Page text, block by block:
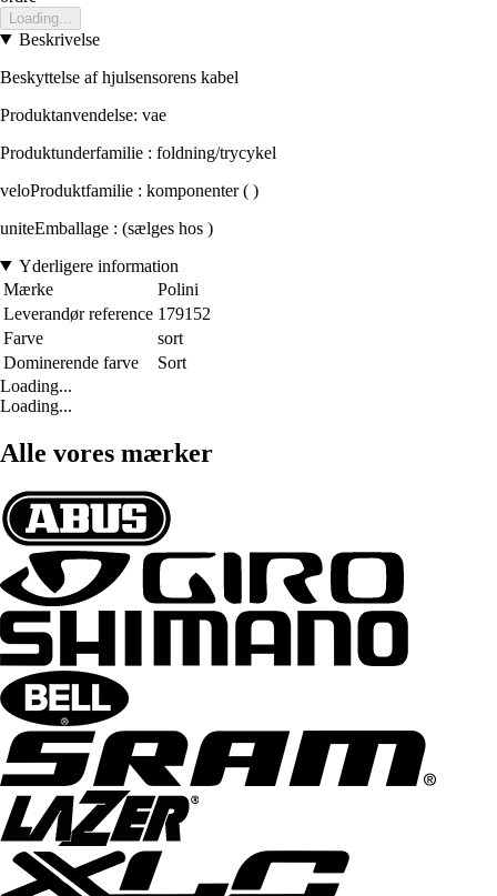
Loading...
Beskrivelse
Beskyttelse af hjulsensorens kabel
Produktanvendelse: vae
Produktunderfamilie : foldning/trycykel
veloProduktfamilie : komponenter ( )
uniteEmballage : (sælges hos )
Yderligere information
Mærke
Polini
Leverandør reference 179152
Farve
sort
Dominerende farve
Sort
Loading...
Loading...
Alle vores mærker